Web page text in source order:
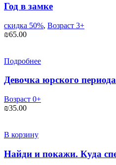
Год в замке
скидка 50%, Возраст 3+
₪65.00
Подробнее
Девочка юрского периода
Возраст 0+
₪35.00
В корзину
Найди и покажи. Куда